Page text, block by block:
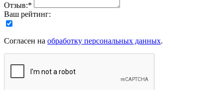
Отзыв:*
Ваш рейтинг:
Согласен на обработку персональных данных.